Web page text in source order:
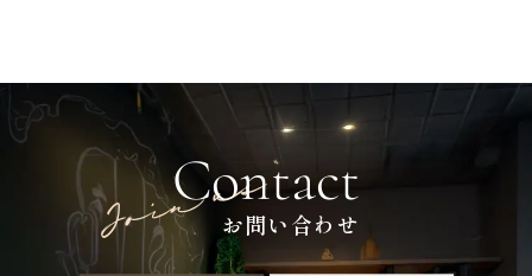
Contact
お問い合わせ